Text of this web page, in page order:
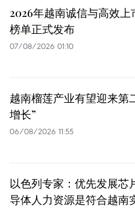
2026年越南诚信与高效上
榜单正式发布
07/08/2026 01:10
越南榴莲产业有望迎来第
增长”
06/08/2026 11:55
以色列专家：优先发展芯
导体人力资源是符合越南